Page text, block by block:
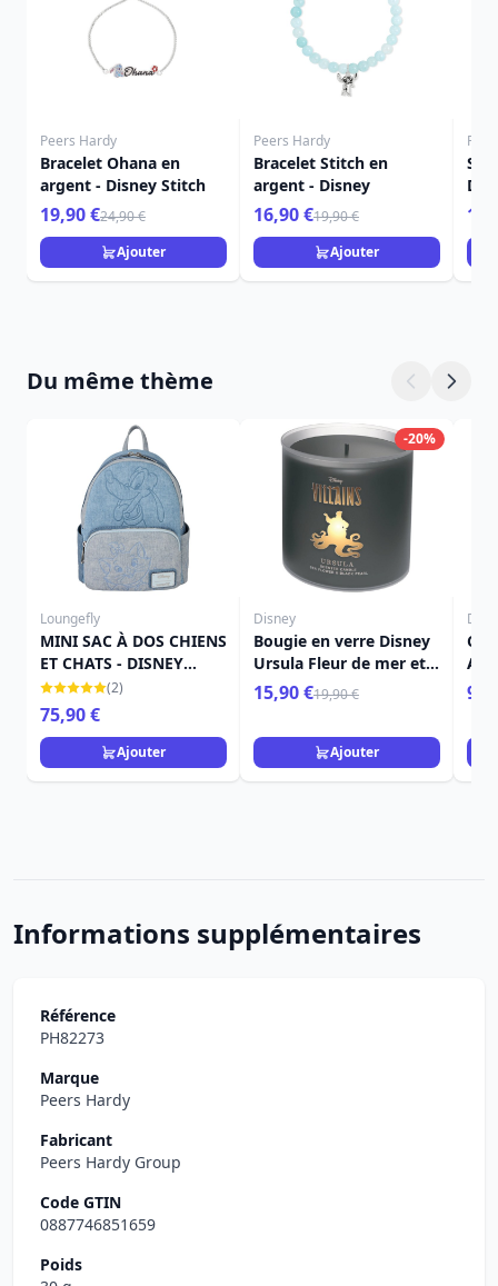
Peers Hardy
Bracelet Ohana en
argent - Disney Stitch
19,90 €24,90 €
Ajouter
Peers Hardy
Bracelet Stitch en
argent - Disney
16,90 €19,90 €
Ajouter
Set
Du même thème
Loungefly
MINI SAC À DOS CHIENS
ET CHATS - DISNEY
LOUNGEFLY
(2)
75,90 €
Ajouter
-20%
Disney
Bougie en verre Disney
Ursula Fleur de mer et
perle noire
15,90 €19,90 €
Ajouter
A5
Informations supplémentaires
Référence
PH82273
Marque
Peers Hardy
Fabricant
Peers Hardy Group
Code GTIN
0887746851659
Poids